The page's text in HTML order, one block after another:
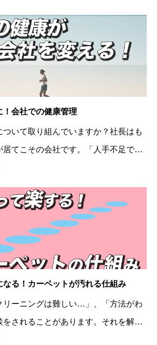
会社での健康管理
いて取り組んでいますか？社長はも
居てこその会社です。「人手不足で困
が高い…」など
なる！カーペットが汚れる仕組み
リーニングは難しい…」、「方法がわ
されることがあります。それを解決
ーペットが汚れる仕